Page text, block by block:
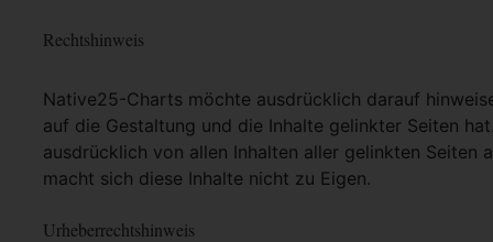
Rechtshinweis
Native25-Charts möchte ausdrücklich darauf
auf die Gestaltung und die Inhalte gelinkter Seiten
ausdrücklich von allen Inhalten aller gelinkten Seiten
macht sich diese Inhalte nicht zu Eigen.
Urheberrechtshinweis